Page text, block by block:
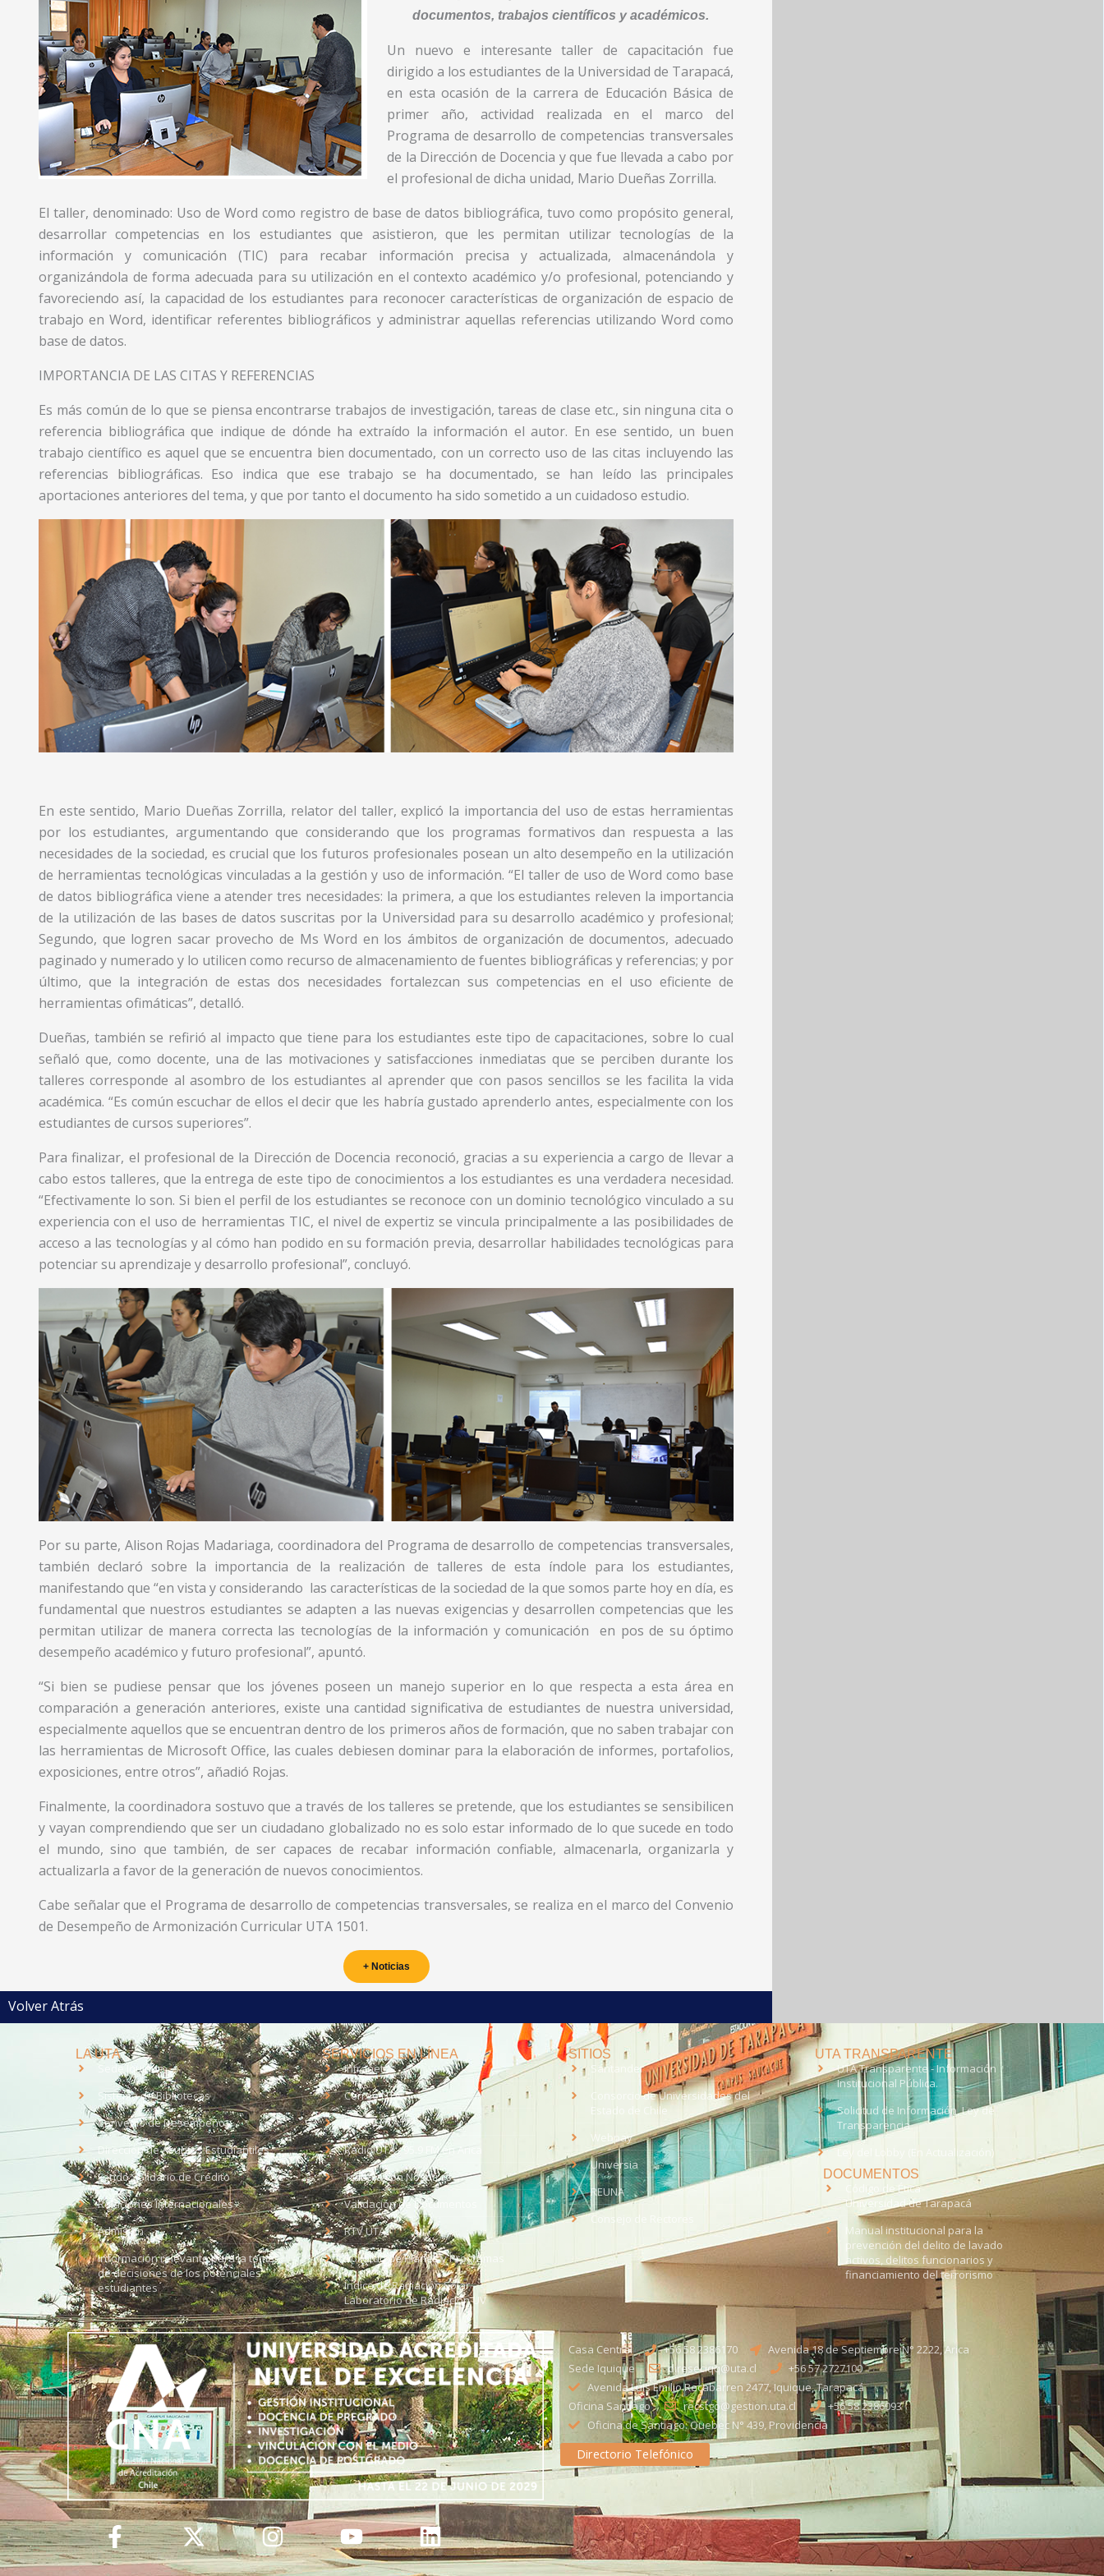
documentos, trabajos científicos y académicos.
Un nuevo e interesante taller de capacitación fue
dirigido a los estudiantes de la Universidad de Tarapacá,
en esta ocasión de la carrera de Educación Básica de
primer año, actividad realizada en el marco del
Programa de desarrollo de competencias transversales
de la Dirección de Docencia y que fue llevada a cabo por
el profesional de dicha unidad, Mario Dueñas Zorrilla.
El taller, denominado: Uso de Word como registro de base de datos bibliográfica, tuvo como propósito general,
desarrollar competencias en los estudiantes que asistieron, que les permitan utilizar tecnologías de la
información y comunicación (TIC) para recabar información precisa y actualizada, almacenándola y
organizándola de forma adecuada para su utilización en el contexto académico y/o profesional, potenciando y
favoreciendo así, la capacidad de los estudiantes para reconocer características de organización de espacio de
trabajo en Word, identificar referentes bibliográficos y administrar aquellas referencias utilizando Word como
base de datos.
IMPORTANCIA DE LAS CITAS Y REFERENCIAS
Es más común de lo que se piensa encontrarse trabajos de investigación, tareas de clase etc., sin ninguna cita o
referencia bibliográfica que indique de dónde ha extraído la información el autor. En ese sentido, un buen
trabajo científico es aquel que se encuentra bien documentado, con un correcto uso de las citas incluyendo las
referencias bibliográficas. Eso indica que ese trabajo se ha documentado, se han leído las principales
aportaciones anteriores del tema, y que por tanto el documento ha sido sometido a un cuidadoso estudio.
En este sentido, Mario Dueñas Zorrilla, relator del taller, explicó la importancia del uso de estas herramientas
por los estudiantes, argumentando que considerando que los programas formativos dan respuesta a las
necesidades de la sociedad, es crucial que los futuros profesionales posean un alto desempeño en la utilización
de herramientas tecnológicas vinculadas a la gestión y uso de información. “El taller de uso de Word como base
de datos bibliográfica viene a atender tres necesidades: la primera, a que los estudiantes releven la importancia
de la utilización de las bases de datos suscritas por la Universidad para su desarrollo académico y profesional;
Segundo, que logren sacar provecho de Ms Word en los ámbitos de organización de documentos, adecuado
paginado y numerado y lo utilicen como recurso de almacenamiento de fuentes bibliográficas y referencias; y por
último, que la integración de estas dos necesidades fortalezcan sus competencias en el uso eficiente de
herramientas ofimáticas”, detalló.
Dueñas, también se refirió al impacto que tiene para los estudiantes este tipo de capacitaciones, sobre lo cual
señaló que, como docente, una de las motivaciones y satisfacciones inmediatas que se perciben durante los
talleres corresponde al asombro de los estudiantes al aprender que con pasos sencillos se les facilita la vida
académica. “Es común escuchar de ellos el decir que les habría gustado aprenderlo antes, especialmente con los
estudiantes de cursos superiores”.
Para finalizar, el profesional de la Dirección de Docencia reconoció, gracias a su experiencia a cargo de llevar a
cabo estos talleres, que la entrega de este tipo de conocimientos a los estudiantes es una verdadera necesidad.
“Efectivamente lo son. Si bien el perfil de los estudiantes se reconoce con un dominio tecnológico vinculado a su
experiencia con el uso de herramientas TIC, el nivel de expertiz se vincula principalmente a las posibilidades de
acceso a las tecnologías y al cómo han podido en su formación previa, desarrollar habilidades tecnológicas para
potenciar su aprendizaje y desarrollo profesional”, concluyó.
Por su parte, Alison Rojas Madariaga, coordinadora del Programa de desarrollo de competencias transversales,
también declaró sobre la importancia de la realización de talleres de esta índole para los estudiantes,
manifestando que “en vista y considerando las características de la sociedad de la que somos parte hoy en día, es
fundamental que nuestros estudiantes se adapten a las nuevas exigencias y desarrollen competencias que les
permitan utilizar de manera correcta las tecnologías de la información y comunicación en pos de su óptimo
desempeño académico y futuro profesional”, apuntó.
“Si bien se pudiese pensar que los jóvenes poseen un manejo superior en lo que respecta a esta área en
comparación a generación anteriores, existe una cantidad significativa de estudiantes de nuestra universidad,
especialmente aquellos que se encuentran dentro de los primeros años de formación, que no saben trabajar con
las herramientas de Microsoft Office, las cuales debiesen dominar para la elaboración de informes, portafolios,
exposiciones, entre otros”, añadió Rojas.
Finalmente, la coordinadora sostuvo que a través de los talleres se pretende, que los estudiantes se sensibilicen
y vayan comprendiendo que ser un ciudadano globalizado no es solo estar informado de lo que sucede en todo
el mundo, sino que también, de ser capaces de recabar información confiable, almacenarla, organizarla y
actualizarla a favor de la generación de nuevos conocimientos.
Cabe señalar que el Programa de desarrollo de competencias transversales, se realiza en el marco del Convenio
de Desempeño de Armonización Curricular UTA 1501.
+ Noticias
Volver Atrás
LA UTA
Sede Iquique
Sistema de Bibliotecas
Convenio de Desempeño
Dirección de Asuntos Estudiantiles
Fondo Solidario de Crédito
Relaciones Internacionales
Admisión
Información relevante para la toma
de decisiones de los potenciales
estudiantes
SERVICIOS EN LÍNEA
Intranet
Correo UTA
EUDEV UTAmed
Radio UTA - 95.9 FM en Arica
Trabaja con Nosotros
Validación de Documentos
RTV UTA
Solicitud de Planes y Programas
Índice de Radiación Solar -
Laboratorio de Radiación UV
SITIOS
Santander
Consorcio de Universidades del
Estado de Chile
Webpay
Universia
REUNA
UTA TRANSPARENTE
UTA Transparente - Información
Institucional Pública.
Solicitud de Información, Ley de
Transparencia
Ley del Lobby (En Actualización)
DOCUMENTOS
Código de Ética
Universidad de Tarapacá
Manual institucional para la
prevención del delito de lavado
activos, delitos funcionarios y
financiamiento del terrorismo
Casa Central +56 58 2386170
Avenida 18 de Septiembre N° 2222, Arica
Sede Iquique
direseciqq@uta.cl
+56 57 2727100​
Avenida Luis Emilio Recabarren 2477, Iquique, Tarapacá
Oficina Santiago
recstgo@gestion.uta.cl
+56 58 2386093
Oficina de Santiago: Quebec N° 439, Providencia
Directorio Telefónico